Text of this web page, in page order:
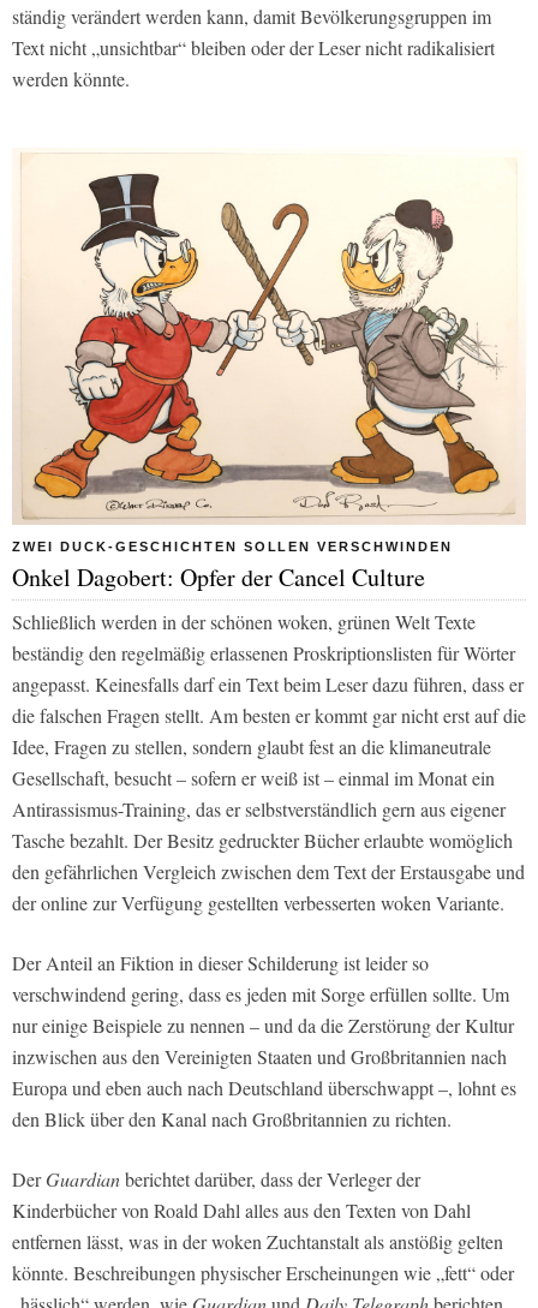
ständig verändert werden kann, damit Bevölkerungsgruppen im
Text nicht „unsichtbar“ bleiben oder der Leser nicht radikalisiert
werden könnte.
ZWEI DUCK-GESCHICHTEN SOLLEN VERSCHWINDEN
Onkel Dagobert: Opfer der Cancel Culture
Schließlich werden in der schönen woken, grünen Welt Texte
beständig den regelmäßig erlassenen Proskriptionslisten für Wörter
angepasst. Keinesfalls darf ein Text beim Leser dazu führen, dass er
die falschen Fragen stellt. Am besten er kommt gar nicht erst auf die
Idee, Fragen zu stellen, sondern glaubt fest an die klimaneutrale
Gesellschaft, besucht – sofern er weiß ist – einmal im Monat ein
Antirassismus-Training, das er selbstverständlich gern aus eigener
Tasche bezahlt. Der Besitz gedruckter Bücher erlaubte womöglich
den gefährlichen Vergleich zwischen dem Text der Erstausgabe und
der online zur Verfügung gestellten verbesserten woken Variante.
Der Anteil an Fiktion in dieser Schilderung ist leider so
verschwindend gering, dass es jeden mit Sorge erfüllen sollte. Um
nur einige Beispiele zu nennen – und da die Zerstörung der Kultur
inzwischen aus den Vereinigten Staaten und Großbritannien nach
Europa und eben auch nach Deutschland überschwappt –, lohnt es
den Blick über den Kanal nach Großbritannien zu richten.
DerGuardianberichtet darüber, dass der Verleger der
Kinderbücher von Roald Dahl alles aus den Texten von Dahl
entfernen lässt, was in der woken Zuchtanstalt als anstößig gelten
könnte. Beschreibungen physischer Erscheinungen wie „fett“ oder